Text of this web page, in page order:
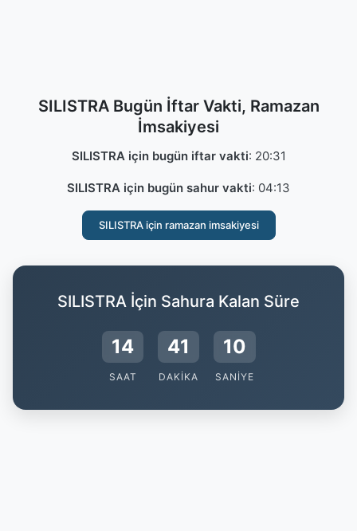
SILISTRA Bugün İftar Vakti, Ramazan
İmsakiyesi
SILISTRA için bugün iftar vakti: 20:31
SILISTRA için bugün sahur vakti: 04:13
SILISTRA için ramazan imsakiyesi
SILISTRA İçin Sahura Kalan Süre
14
SAAT
41
DAKIKA
9
SANIYE